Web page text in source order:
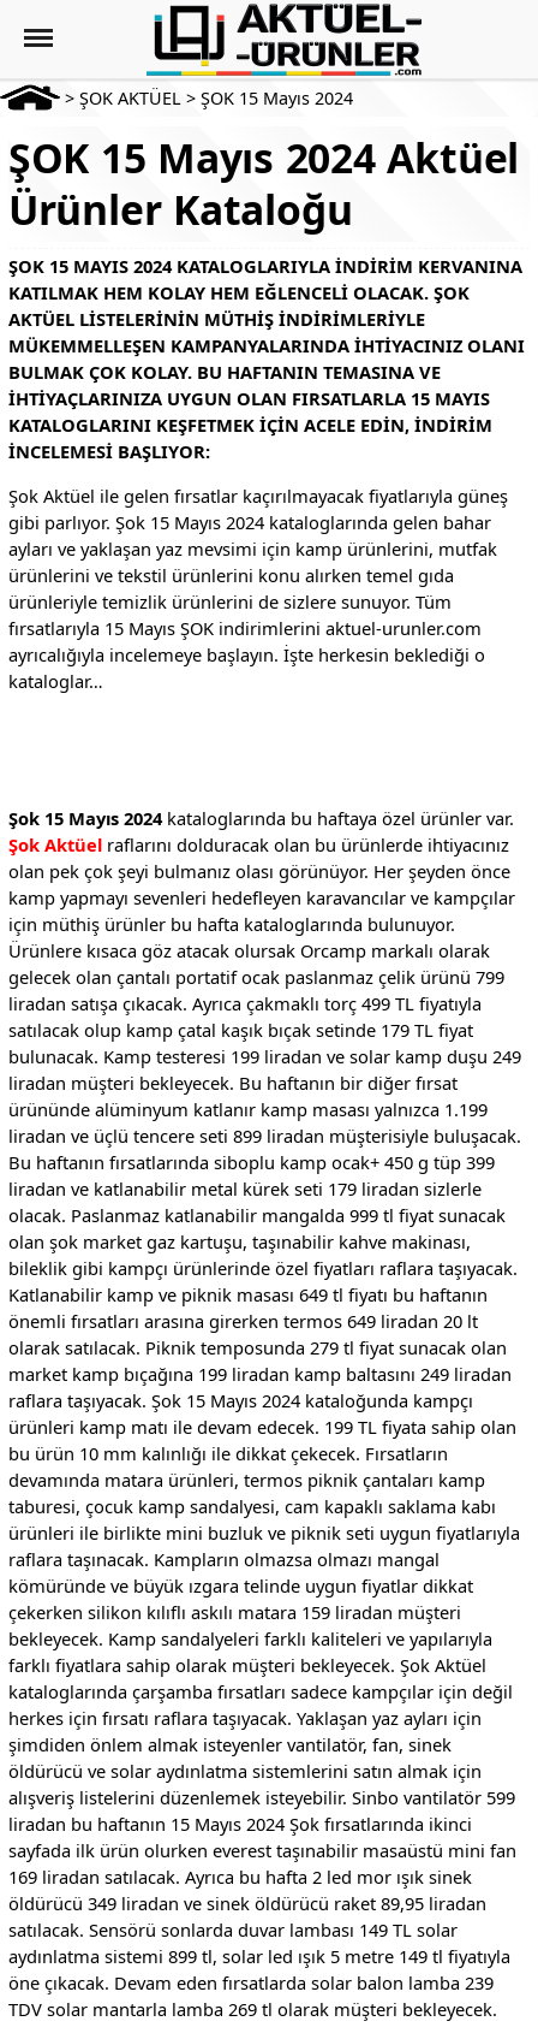
> ŞOK AKTÜEL > ŞOK 15 Mayıs 2024
ŞOK 15 Mayıs 2024 Aktüel
Ürünler Kataloğu
ŞOK 15 MAYIS 2024 KATALOGLARIYLA INDIRIM KERVANINA
KATILMAK HEM KOLAY HEM EĞLENCELI OLACAK. ŞOK
AKTÜEL LISTELERININ MÜTHIŞ INDIRIMLERIYLE
MÜKEMMELLEŞEN KAMPANYALARINDA IHTIYACINIZ OLANI
BULMAK ÇOK KOLAY. BU HAFTANIN TEMASINA VE
IHTIYAÇLARINIZA UYGUN OLAN FIRSATLARLA 15 MAYIS
KATALOGLARINI KEŞFETMEK IÇIN ACELE EDIN, INDIRIM
INCELEMESI BAŞLIYOR:
Şok Aktüel ile gelen fırsatlar kaçırılmayacak fiyatlarıyla güneş
gibi parlıyor. Şok 15 Mayıs 2024 kataloglarında gelen bahar
ayları ve yaklaşan yaz mevsimi için kamp ürünlerini, mutfak
ürünlerini ve tekstil ürünlerini konu alırken temel gıda
ürünleriyle temizlik ürünlerini de sizlere sunuyor. Tüm
fırsatlarıyla 15 Mayıs ŞOK indirimlerini aktuel-urunler.com
ayrıcalığıyla incelemeye başlayın. İşte herkesin beklediği o
kataloglar…
Şok 15 Mayıs 2024kataloglarında bu haftaya özel ürünler var.
Şok Aktüelraflarını dolduracak olan bu ürünlerde ihtiyacınız
olan pek çok şeyi bulmanız olası görünüyor. Her şeyden önce
kamp yapmayı sevenleri hedefleyen karavancılar ve kampçılar
için müthiş ürünler bu hafta kataloglarında bulunuyor.
Ürünlere kısaca göz atacak olursak Orcamp markalı olarak
gelecek olan çantalı portatif ocak paslanmaz çelik ürünü 799
liradan satışa çıkacak. Ayrıca çakmaklı torç 499 TL fiyatıyla
satılacak olup kamp çatal kaşık bıçak setinde 179 TL fiyat
bulunacak. Kamp testeresi 199 liradan ve solar kamp duşu 249
liradan müşteri bekleyecek. Bu haftanın bir diğer fırsat
ürününde alüminyum katlanır kamp masası yalnızca 1.199
liradan ve üçlü tencere seti 899 liradan müşterisiyle buluşacak.
Bu haftanın fırsatlarında siboplu kamp ocak+ 450 g tüp 399
liradan ve katlanabilir metal kürek seti 179 liradan sizlerle
olacak. Paslanmaz katlanabilir mangalda 999 tl fiyat sunacak
olan şok market gaz kartuşu, taşınabilir kahve makinası,
bileklik gibi kampçı ürünlerinde özel fiyatları raflara taşıyacak.
Katlanabilir kamp ve piknik masası 649 tl fiyatı bu haftanın
önemli fırsatları arasına girerken termos 649 liradan 20 lt
olarak satılacak. Piknik temposunda 279 tl fiyat sunacak olan
market kamp bıçağına 199 liradan kamp baltasını 249 liradan
raflara taşıyacak. Şok 15 Mayıs 2024 kataloğunda kampçı
ürünleri kamp matı ile devam edecek. 199 TL fiyata sahip olan
bu ürün 10 mm kalınlığı ile dikkat çekecek. Fırsatların
devamında matara ürünleri, termos piknik çantaları kamp
taburesi, çocuk kamp sandalyesi, cam kapaklı saklama kabı
ürünleri ile birlikte mini buzluk ve piknik seti uygun fiyatlarıyla
raflara taşınacak. Kampların olmazsa olmazı mangal
kömüründe ve büyük ızgara telinde uygun fiyatlar dikkat
çekerken silikon kılıflı askılı matara 159 liradan müşteri
bekleyecek. Kamp sandalyeleri farklı kaliteleri ve yapılarıyla
farklı fiyatlara sahip olarak müşteri bekleyecek. Şok Aktüel
kataloglarında çarşamba fırsatları sadece kampçılar için değil
herkes için fırsatı raflara taşıyacak. Yaklaşan yaz ayları için
şimdiden önlem almak isteyenler vantilatör, fan, sinek
öldürücü ve solar aydınlatma sistemlerini satın almak için
alışveriş listelerini düzenlemek isteyebilir. Sinbo vantilatör 599
liradan bu haftanın 15 Mayıs 2024 Şok fırsatlarında ikinci
sayfada ilk ürün olurken everest taşınabilir masaüstü mini fan
169 liradan satılacak. Ayrıca bu hafta 2 led mor ışık sinek
öldürücü 349 liradan ve sinek öldürücü raket 89,95 liradan
satılacak. Sensörü sonlarda duvar lambası 149 TL solar
aydınlatma sistemi 899 tl, solar led ışık 5 metre 149 tl fiyatıyla
öne çıkacak. Devam eden fırsatlarda solar balon lamba 239
TDV solar mantarla lamba 269 tl olarak müşteri bekleyecek.